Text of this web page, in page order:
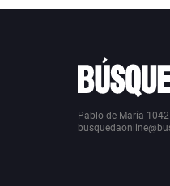
Pablo de María